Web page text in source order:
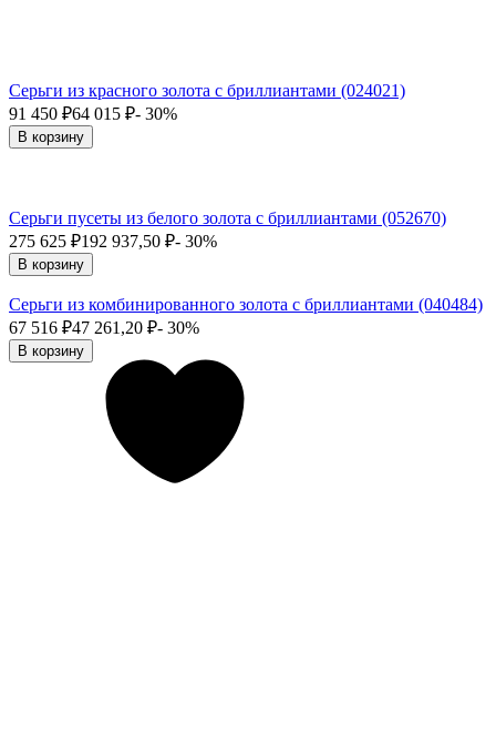
Серьги пусеты из белого золота с бриллиантами (052670)
275 625 ₽192 937,50 ₽- 30%
В корзину
Серьги из красного золота с бриллиантами (024021)
91 450 ₽64 015 ₽- 30%
В корзину
Серьги из комбинированного золота с бриллиантами (040484)
67 516 ₽47 261,20 ₽- 30%
В корзину